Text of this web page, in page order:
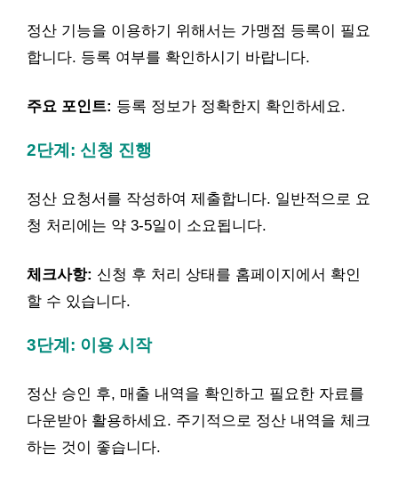
정산 기능을 이용하기 위해서는 가맹점 등록이 필요
합니다. 등록 여부를 확인하시기 바랍니다.
주요 포인트: 등록 정보가 정확한지 확인하세요.
2단계: 신청 진행
정산 요청서를 작성하여 제출합니다. 일반적으로 요
청 처리에는 약 3-5일이 소요됩니다.
체크사항: 신청 후 처리 상태를 홈페이지에서 확인
할 수 있습니다.
3단계: 이용 시작
정산 승인 후, 매출 내역을 확인하고 필요한 자료를
다운받아 활용하세요. 주기적으로 정산 내역을 체크
하는 것이 좋습니다.